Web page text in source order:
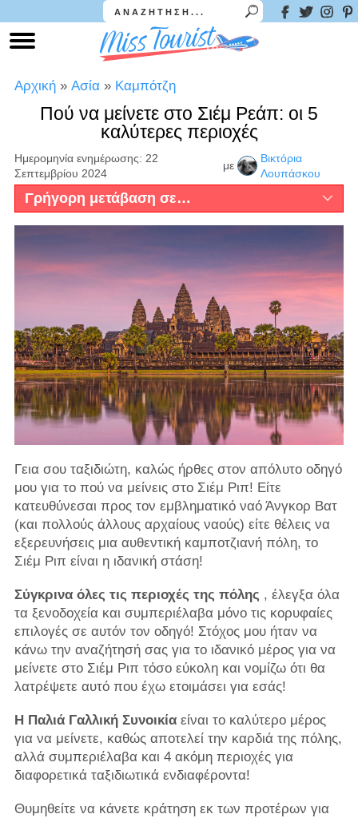
Αρχική » Ασία » Καμπότζη
Πού να μείνετε στο Σιέμ Ρεάπ: οι 5
καλύτερες περιοχές
Ημερομηνία ενημέρωσης: 22
Σεπτεμβρίου 2024
με
Βικτόρια
Λουπάσκου
Γρήγορη μετάβαση σε…
Γεια σου ταξιδιώτη, καλώς ήρθες στον απόλυτο οδηγό
μου για το πού να μείνεις στο Σιέμ Ριπ! Είτε
κατευθύνεσαι προς τον εμβληματικό ναό Άνγκορ Βατ
(και πολλούς άλλους αρχαίους ναούς) είτε θέλεις να
εξερευνήσεις μια αυθεντική καμποτζιανή πόλη, το
Σιέμ Ριπ είναι η ιδανική στάση!
Σύγκρινα όλες τις περιοχές της πόλης , έλεγξα όλα
τα ξενοδοχεία και συμπεριέλαβα μόνο τις κορυφαίες
επιλογές σε αυτόν τον οδηγό! Στόχος μου ήταν να
κάνω την αναζήτησή σας για το ιδανικό μέρος για να
μείνετε στο Σιέμ Ριπ τόσο εύκολη και νομίζω ότι θα
λατρέψετε αυτό που έχω ετοιμάσει για εσάς!
Η Παλιά Γαλλική Συνοικίαείναι το καλύτερο μέρος
για να μείνετε, καθώς αποτελεί την καρδιά της πόλης,
αλλά συμπεριέλαβα και 4 ακόμη περιοχές για
διαφορετικά ταξιδιωτικά ενδιαφέροντα!
Θυμηθείτε να κάνετε κράτηση εκ των προτέρων για